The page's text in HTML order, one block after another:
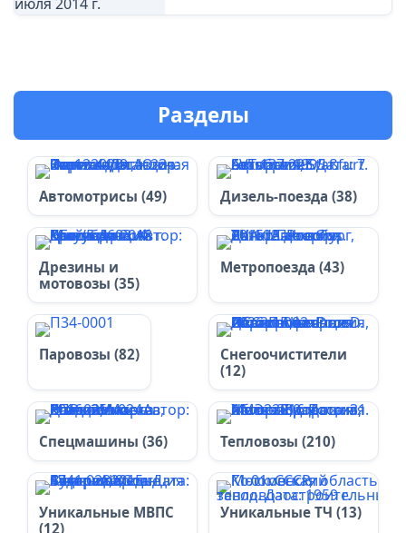
Разделы
Автомотрисы (49) Дизель-поезда (38)
Дрезины и
мотовозы (35)
Метропоезда (43)
Паровозы (82)
Снегоочистители
(12)
Спецмашины (36) Тепловозы (210)
Уникальные МВПС
(12)
Уникальные ТЧ (13)